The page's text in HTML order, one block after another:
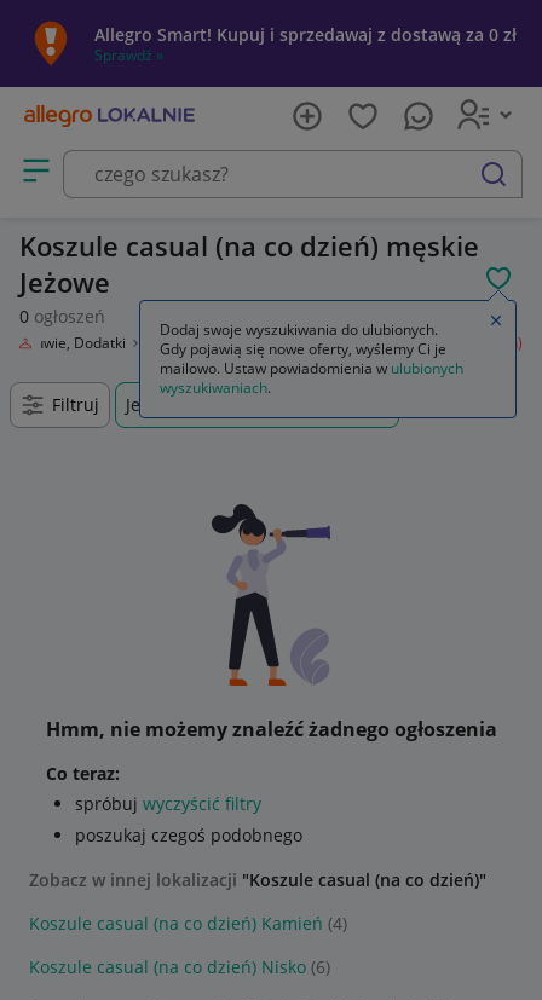
Allegro Smart! Kupuj i sprzedawaj z dostawą za 0 zł
Sprawdź »
Otwórz menu z kategoriami
szukaj
Koszule casual (na co dzień) męskie
Jeżowe
0 ogłoszeń
Obuwie, Dodatki Odzież męska Koszule Koszule casual (na co dzień)
Filtruj Jeżowe, Podkarpackie, +0 km
Hmm, nie możemy znaleźć żadnego ogłoszenia
Co teraz:
spróbuj wyczyścić filtry
poszukaj czegoś podobnego
Zobacz w innej lokalizacji "Koszule casual (na co dzień)"
Koszule casual (na co dzień) Kamień (4)
Koszule casual (na co dzień) Nisko (6)
Dodaj swoje wyszukiwania do ulubionych.
Gdy pojawią się nowe oferty, wyślemy Ci je
mailowo. Ustaw powiadomienia w ulubionych
wyszukiwaniach.